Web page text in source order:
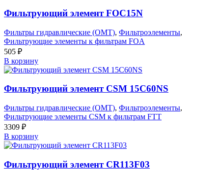
Фильтрующий элемент FOC15N
Фильтры гидравлические (OMT), Фильтроэлементы,
Фильтрующие элементы к фильтрам FOA
505 ₽
В корзину
Фильтрующий элемент CSM 15C60NS
Фильтры гидравлические (OMT), Фильтроэлементы,
Фильтрующие элементы CSM к фильтрам FTT
3309 ₽
В корзину
Фильтрующий элемент CR113F03